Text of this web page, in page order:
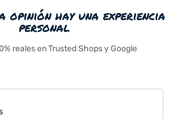
opinión hay una experiencia
personal
reales en Trusted Shops y Google